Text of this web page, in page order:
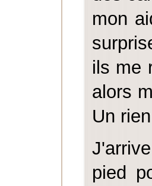
mon
ils me
alors
Un
pied